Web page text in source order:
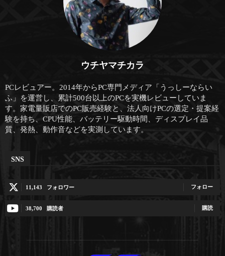
ウチヤマチカラ
PCレビュアー。2014年からPC専門メディア「うっしーならい
ふ」を運営し、累計500台以上のPCを実機レビューしていま
す。家電量販店でのPC販売経験と、法人向けPCの選定・提案経
験を持ち、CPU性能、バッテリー駆動時間、ディスプレイ品
質、発熱、動作音などを実測しています。
SNS
11,143 フォロワー フォロー
38,700 購読者 購読